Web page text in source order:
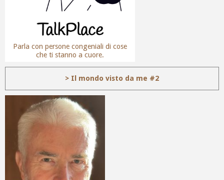
Parla con persone congeniali di cose
che ti stanno a cuore.
> Il mondo visto da me #2